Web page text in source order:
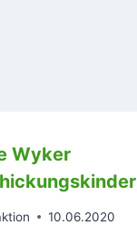
Wyker
10.06.2020